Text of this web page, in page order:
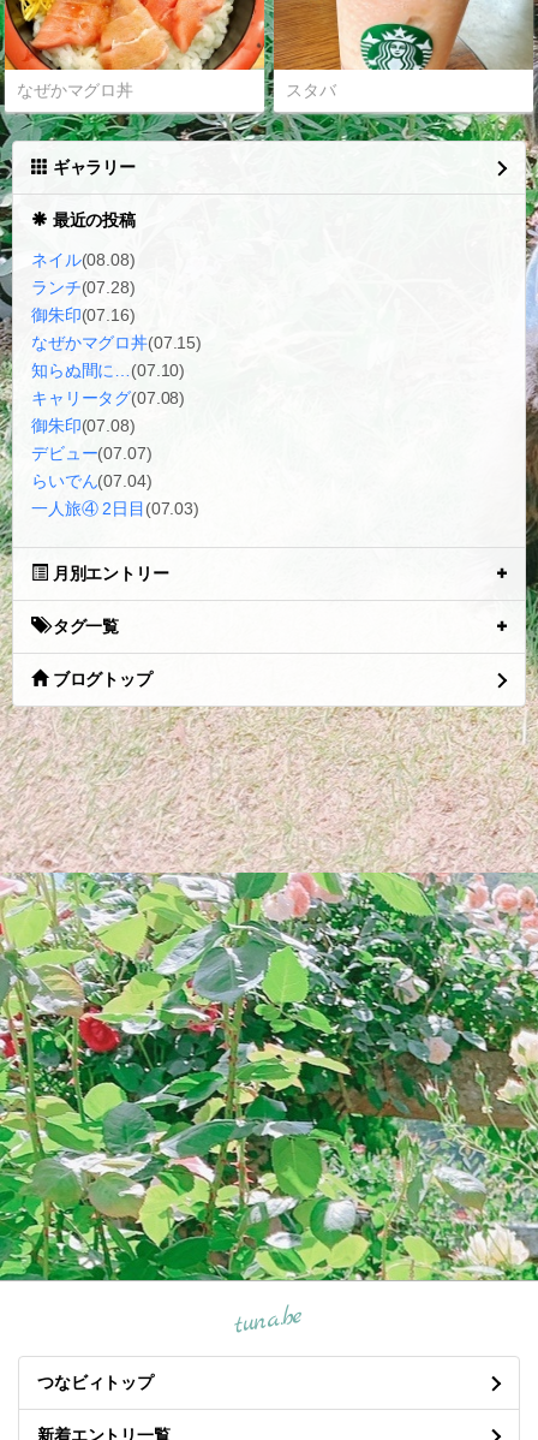
なぜかマグロ丼 スタバ
ギャラリー
最近の投稿
ネイル(08.08)
ランチ(07.28)
御朱印(07.16)
なぜかマグロ丼(07.15)
知らぬ間に…(07.10)
キャリータグ(07.08)
御朱印(07.08)
デビュー(07.07)
らいでん(07.04)
一人旅④ 2日目 (07.03)
月別エントリー
タグ一覧
ブログトップ
tuna.be
つなビィトップ
新着エントリ一覧